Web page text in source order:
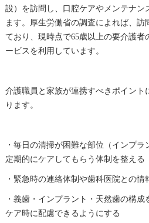
設）を訪問し、口腔ケアやメンテナン
ます。厚生労働省の調査によれば、訪
ており、現時点で65歳以上の要介護
ービスを利用しています。
介護職員と家族が連携すべきポイント
ります。
・毎日の清掃が困難な部位（インプ
定期的にケアしてもらう体制を整える
・緊急時の連絡体制や歯科医院との情
・義歯・インプラント・天然歯の構
ケア時に配慮できるようにする